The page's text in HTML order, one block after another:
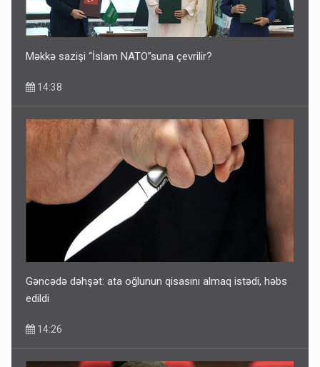
Məkkə sazişi “İslam NATO”suna çevrilir?
14:38
Gəncədə dəhşət: ata oğlunun qisasını almaq istədi, həbs
edildi
14:26